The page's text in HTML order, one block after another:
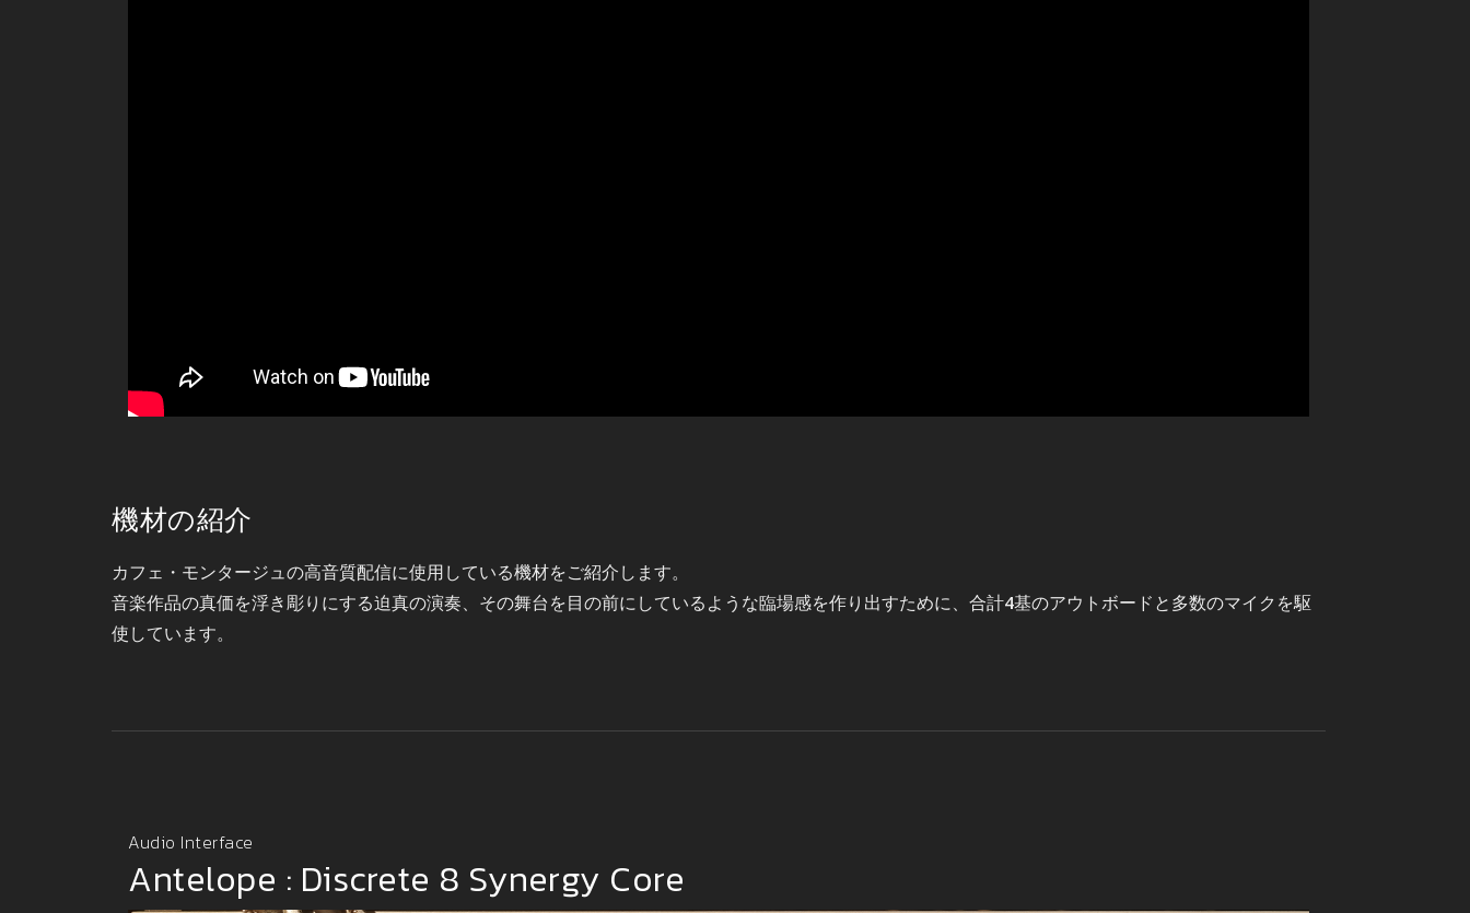
機材の紹介
カフェ・モンタージュの高音質配信に使用している機材をご紹介します。
音楽作品の真価を浮き彫りにする迫真の演奏、その舞台を目の前にしているような臨場感を作り出すために、合計4基のアウトボードと多数のマイクを駆
使しています。
Audio Interface
Antelope : Discrete 8 Synergy Core